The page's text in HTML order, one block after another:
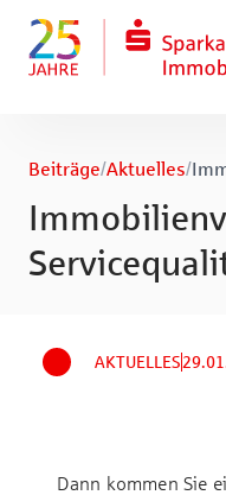
Zum Fuß springen
Beiträge/Aktuelles/
AKTUELLES
Dann kommen Sie